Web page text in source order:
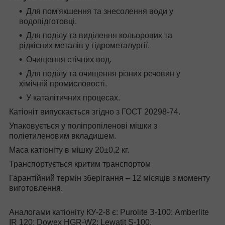
Для пом'якшення та знесолення води у
водопідготовці.
Для поділу та виділення кольорових та
рідкісних металів у гідрометалургії.
Очищення стічних вод.
Для поділу та очищення різних речовин у
хімічній промисловості.
У каталітичних процесах.
Катіоніт випускається згідно з ГОСТ 20298-74.
Упаковується у поліпропіленові мішки з
поліетиленовим вкладишем.
Маса катіоніту в мішку 20±0,2 кг.
Транспортується критим транспортом
Гарантійний термін зберігання – 12 місяців з моменту
виготовлення.
Аналогами катіоніту КУ-2-8 є: Рurolite З-100; Amberlite
IR 120; Dowex HGR-W2; Lewatit S-100.